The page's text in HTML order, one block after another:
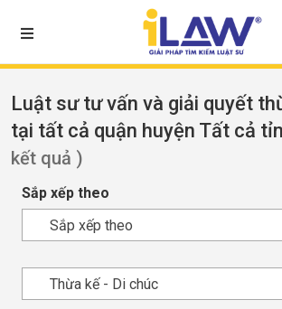
Luật sư tư vấn và giải quyết
tại tất cả quận huyện Tất cả
kết quả )
Sắp xếp theo
Sắp xếp theo
Thừa kế - Di chúc